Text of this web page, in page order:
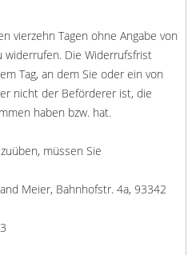
vierzehn Tagen ohne Angabe von
widerrufen. Die Widerrufsfrist
Tag, an dem Sie oder ein von
nicht der Beförderer ist, die
haben bzw. hat.
müssen Sie
Meier, Bahnhofstr. 4a, 93342